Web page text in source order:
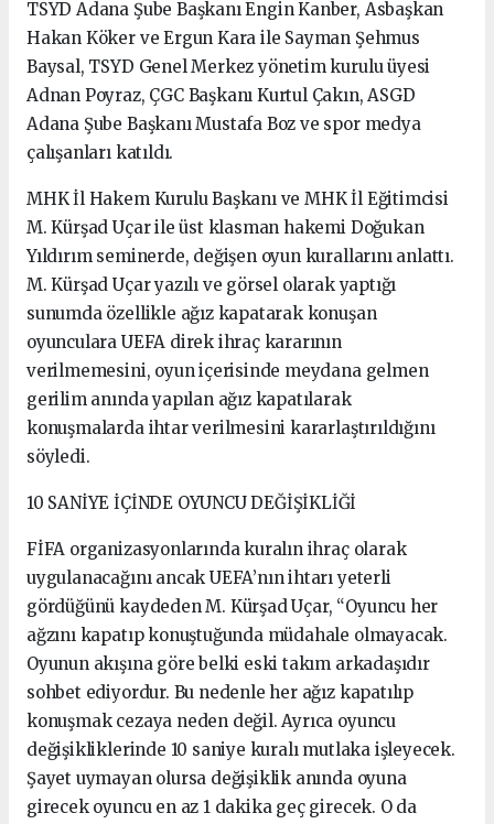
TSYD Adana Şube Başkanı Engin Kanber, Asbaşkan
Hakan Köker ve Ergun Kara ile Sayman Şehmus
Baysal, TSYD Genel Merkez yönetim kurulu üyesi
Adnan Poyraz, ÇGC Başkanı Kurtul Çakın, ASGD
Adana Şube Başkanı Mustafa Boz ve spor medya
çalışanları katıldı.
MHK İl Hakem Kurulu Başkanı ve MHK İl Eğitimcisi
M. Kürşad Uçar ile üst klasman hakemi Doğukan
Yıldırım seminerde, değişen oyun kurallarını anlattı.
M. Kürşad Uçar yazılı ve görsel olarak yaptığı
sunumda özellikle ağız kapatarak konuşan
oyunculara UEFA direk ihraç kararının
verilmemesini, oyun içerisinde meydana gelmen
gerilim anında yapılan ağız kapatılarak
konuşmalarda ihtar verilmesini kararlaştırıldığını
söyledi.
10 SANİYE İÇİNDE OYUNCU DEĞİŞİKLİĞİ
FİFA organizasyonlarında kuralın ihraç olarak
uygulanacağını ancak UEFA’nın ihtarı yeterli
gördüğünü kaydeden M. Kürşad Uçar, “Oyuncu her
ağzını kapatıp konuştuğunda müdahale olmayacak.
Oyunun akışına göre belki eski takım arkadaşıdır
sohbet ediyordur. Bu nedenle her ağız kapatılıp
konuşmak cezaya neden değil. Ayrıca oyuncu
değişikliklerinde 10 saniye kuralı mutlaka işleyecek.
Şayet uymayan olursa değişiklik anında oyuna
girecek oyuncu en az 1 dakika geç girecek. O da